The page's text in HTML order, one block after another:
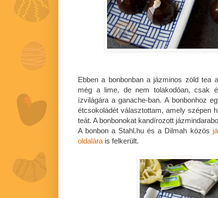
Ebben a bonbonban a jázminos zöld tea
még a lime, de nem tolakodóan, csak
ízvilágára a ganache-ban. A bonbonhoz
étcsokoládét választottam, amely szépen
teát. A bonbonokat kandírozott
A bonbon a Stahl.hu és a Dilmah közös
oldalára is felkerült.